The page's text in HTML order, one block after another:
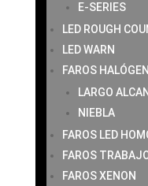
E-SERIES
LED ROUGH
LED WARN
FAROS
LARGO
NIEBLA
FAROS LED
FAROS
FAROS XENON